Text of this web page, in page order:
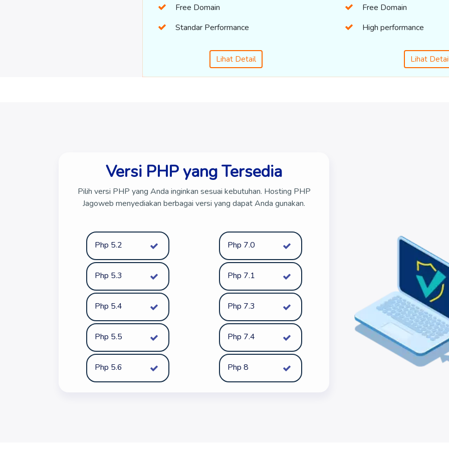
Free Domain
Free Domain
Standar Performance
High performance
Lihat Detail Lihat
Versi PHP yang Tersedia
Pilih versi PHP yang Anda inginkan sesuai kebutuhan. Hosting PHP
Jagoweb menyediakan berbagai versi yang dapat Anda gunakan.
Php 5.2
Php 5.3
Php 5.4
Php 5.5
Php 5.6
Php 7.0
Php 7.1
Php 7.3
Php 7.4
Php 8